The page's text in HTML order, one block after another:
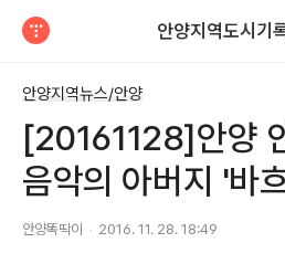
안양지역도시기
안양지역뉴스/안양
[20161128]안양
음악의 아버지 '바
안양똑딱이 2016. 11. 28. 18:49